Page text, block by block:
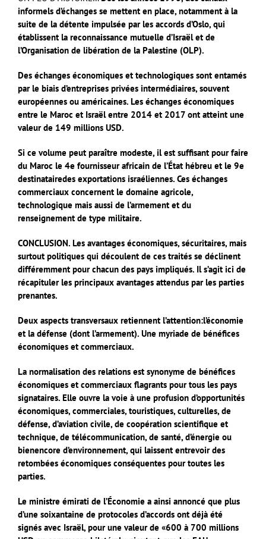
informels d’échanges se mettent en place, notamment à la
suite de la détente impulsée par les accords d’Oslo, qui
établissent la reconnaissance mutuelle d’Israël et de
l’Organisation de libération de la Palestine (OLP).
Des échanges économiques et technologiques sont entamés
par le biais d’entreprises privées intermédiaires, souvent
européennes ou américaines. Les échanges économiques
entre le Maroc et Israël entre 2014 et 2017 ont atteint une
valeur de 149 millions USD.
Si ce volume peut paraître modeste, il est suffisant pour faire
du Maroc le 4e fournisseur africain de l’État hébreu et le 9e
destinatairedes exportations israéliennes. Ces échanges
commerciaux concernent le domaine agricole,
technologique mais aussi de l’armement et du
renseignement de type militaire.
CONCLUSION. Les avantages économiques, sécuritaires, mais
surtout politiques qui découlent de ces traités se déclinent
différemment pour chacun des pays impliqués. Il s’agit ici de
récapituler les principaux avantages attendus par les parties
prenantes.
Deux aspects transversaux retiennent l’attention:l’économie
et la défense (dont l’armement). Une myriade de bénéfices
économiques et commerciaux.
La normalisation des relations est synonyme de bénéfices
économiques et commerciaux flagrants pour tous les pays
signataires. Elle ouvre la voie à une profusion d’opportunités
économiques, commerciales, touristiques, culturelles, de
défense, d’aviation civile, de coopération scientifique et
technique, de télécommunication, de santé, d’énergie ou
bienencore d’environnement, qui laissent entrevoir des
retombées économiques conséquentes pour toutes les
parties.
Le ministre émirati de l’Économie a ainsi annoncé que plus
d’une soixantaine de protocoles d’accords ont déjà été
signés avec Israël, pour une valeur de «600 à 700 millions